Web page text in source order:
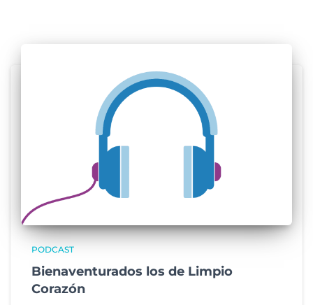
PODCAST
Bienaventurados los de Limpio
Corazón